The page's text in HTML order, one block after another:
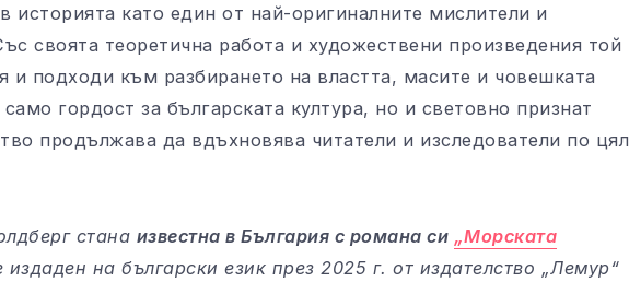
историята като един от най-оригиналните мислители и
своята теоретична работа и художествени произведения той
и подходи към разбирането на властта, масите и човешката
гордост за българската култура, но и световно признат
продължава да вдъхновява читатели и изследователи по цял
стана известна в България с романа си „Морската
на български език през 2025 г. от издателство „Лемур“